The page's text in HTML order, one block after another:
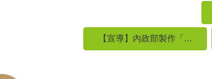
【宣導】內政部製作「...